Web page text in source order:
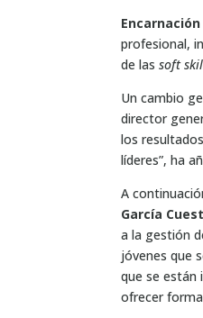
profesional,
de lassoft
Un cambio
director
los
líderes”, ha
A
García
a la gestión
jóvenes que
que se están
ofrecer